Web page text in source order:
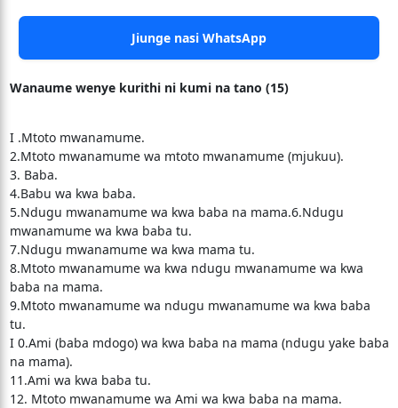
Jiunge nasi WhatsApp
Wanaume wenye kurithi ni kumi na tano (15)
I .Mtoto mwanamume.
2.Mtoto mwanamume wa mtoto mwanamume (mjukuu).
3. Baba.
4.Babu wa kwa baba.
5.Ndugu mwanamume wa kwa baba na mama.6.Ndugu
mwanamume wa kwa baba tu.
7.Ndugu mwanamume wa kwa mama tu.
8.Mtoto mwanamume wa kwa ndugu mwanamume wa kwa
baba na mama.
9.Mtoto mwanamume wa ndugu mwanamume wa kwa baba
tu.
I 0.Ami (baba mdogo) wa kwa baba na mama (ndugu yake baba
na mama).
11.Ami wa kwa baba tu.
12. Mtoto mwanamume wa Ami wa kwa baba na mama.